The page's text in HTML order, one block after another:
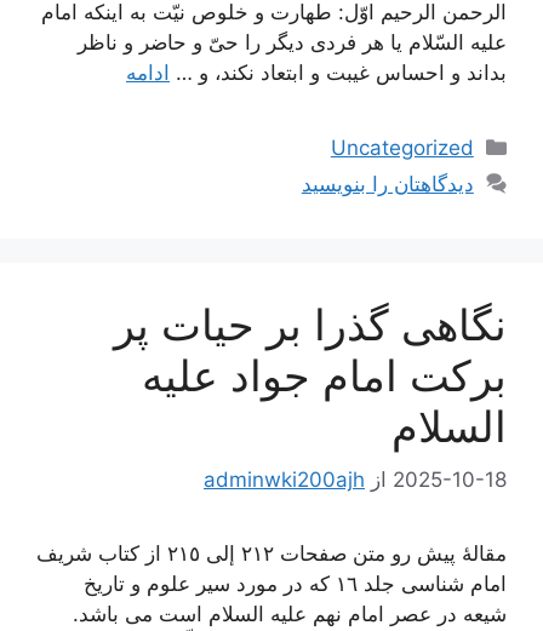
الرحمن الرحیم اوّل: طهارت و خلوص نیّت به اینکه امام
علیه السّلام یا هر فردی دیگر را حیّ و حاضر و ناظر
بداند و احساس غیبت و ابتعاد نکند، و … ادامه
دسته‌ها
Uncategorized
دیدگاهتان را بنویسید
نگاهی گذرا بر حیات پر
برکت امام جواد علیه
السلام
2025-10-18 از adminwki200ajh
مقالۀ پیش رو متن صفحات ٢١٢ إلی ٢١٥ از کتاب شریف
امام شناسی جلد ١٦ که در مورد سیر علوم و تاریخ
شیعه در عصر امام نهم علیه السلام است می باشد.